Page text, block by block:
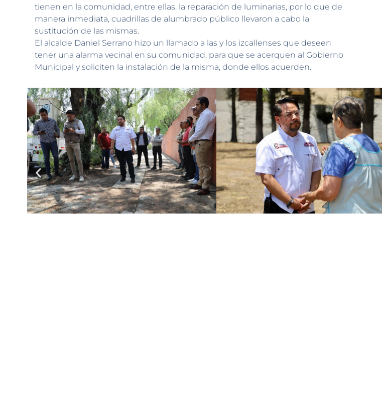
tienen en la comunidad, entre ellas, la reparación de luminarias, por lo que de
manera inmediata, cuadrillas de alumbrado público llevaron a cabo la
sustitución de las mismas.
El alcalde Daniel Serrano hizo un llamado a las y los izcallenses que deseen
tener una alarma vecinal en su comunidad, para que se acerquen al Gobierno
Municipal y soliciten la instalación de la misma, donde ellos acuerden.